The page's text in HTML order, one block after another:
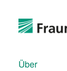
Über